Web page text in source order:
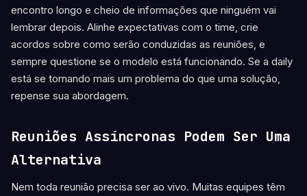
encontro longo e cheio de informações que ninguém vai
lembrar depois. Alinhe expectativas com o time, crie
acordos sobre como serão conduzidas as reuniões, e
sempre questione se o modelo está funcionando. Se a daily
está se tornando mais um problema do que uma solução,
repense sua abordagem.
Reuniões Assíncronas Podem Ser Uma
Alternativa
Nem toda reunião precisa ser ao vivo. Muitas equipes têm